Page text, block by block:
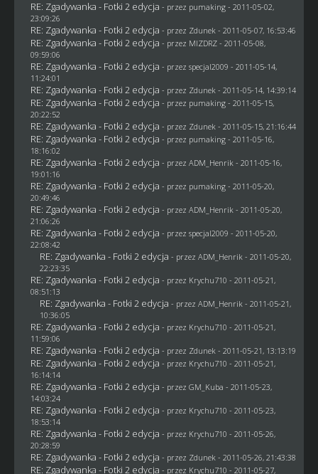
RE: Zgadywanka - Fotki 2 edycja - przez pumaking- 2011-05-02,
23:09:26
RE: Zgadywanka - Fotki 2 edycja - przez Zdunek - 2011-05-07, 16:53:46
RE: Zgadywanka - Fotki 2 edycja - przez MIZDRZ- 2011-05-08,
09:59:06
RE: Zgadywanka - Fotki 2 edycja - przez specjal2009 - 2011-05-14,
11:24:01
RE: Zgadywanka - Fotki 2 edycja - przez Zdunek - 2011-05-14, 14:39:14
RE: Zgadywanka - Fotki 2 edycja - przez pumaking- 2011-05-15,
20:22:52
RE: Zgadywanka - Fotki 2 edycja - przez Zdunek - 2011-05-15, 21:16:44
RE: Zgadywanka - Fotki 2 edycja - przez pumaking- 2011-05-16,
18:16:02
RE: Zgadywanka - Fotki 2 edycja - przez ADM_Henrik - 2011-05-16,
19:01:16
RE: Zgadywanka - Fotki 2 edycja - przez pumaking- 2011-05-20,
20:49:46
RE: Zgadywanka - Fotki 2 edycja - przez ADM_Henrik - 2011-05-20,
21:06:26
RE: Zgadywanka - Fotki 2 edycja - przez specjal2009 - 2011-05-20,
22:08:42
RE: Zgadywanka - Fotki 2 edycja - przez ADM_Henrik - 2011-05-20,
22:23:35
RE: Zgadywanka - Fotki 2 edycja - przez Krychu710 - 2011-05-21,
08:51:13
RE: Zgadywanka - Fotki 2 edycja - przez ADM_Henrik - 2011-05-21,
10:36:05
RE: Zgadywanka - Fotki 2 edycja - przez Krychu710 - 2011-05-21,
11:59:06
RE: Zgadywanka - Fotki 2 edycja - przez Zdunek - 2011-05-21, 13:13:19
RE: Zgadywanka - Fotki 2 edycja - przez Krychu710 - 2011-05-21,
16:14:14
RE: Zgadywanka - Fotki 2 edycja - przez GM_Kuba - 2011-05-23,
14:03:24
RE: Zgadywanka - Fotki 2 edycja - przez Krychu710 - 2011-05-23,
18:53:14
RE: Zgadywanka - Fotki 2 edycja - przez Krychu710 - 2011-05-26,
20:28:59
RE: Zgadywanka - Fotki 2 edycja - przez Zdunek - 2011-05-26, 21:43:38
RE: Zgadywanka - Fotki 2 edycja - przez Krychu710 - 2011-05-27,